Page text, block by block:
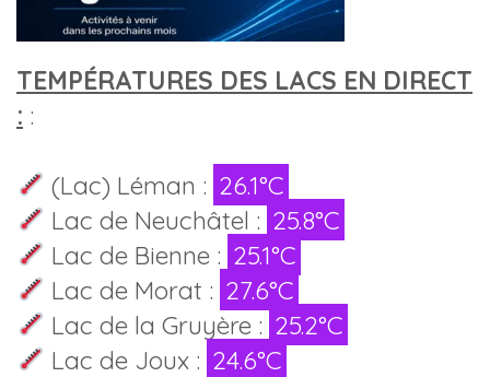
TEMPÉRATURES DES LACS EN DIRECT
: :
(Lac) Léman : 26.1°C
Lac de Neuchâtel : 25.8°C
Lac de Bienne : 25.1°C
Lac de Morat : 27.6°C
Lac de la Gruyère : 25.2°C
Lac de Joux : 24.6°C